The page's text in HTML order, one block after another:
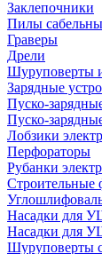
Заклепочники
Пилы
Граверы
Дрели
Шуруповерты
Зарядные
Пуско-
Пуско-
Лобзики
Перфораторы
Рубанки
Строительные
Насадки для
Насадки для
Шуруповерты